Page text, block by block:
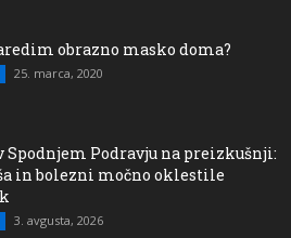
obrazno masko doma?
25. marca, 2020
Spodnjem Podravju na preizkušnji:
in bolezni močno oklestile
3. avgusta, 2026